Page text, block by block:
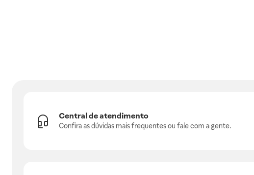
Central de atendimento
Confira as dúvidas mais frequentes ou fale com a gente.